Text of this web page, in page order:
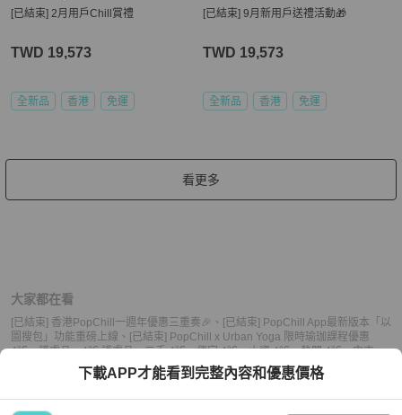
[已結束] 2月用戶Chill賞禮
TWD 19,573
全新品 香港 免運
[已結束] 9月新用戶送禮活動🎁
TWD 19,573
全新品 香港 免運
看更多
大家都在看
[已結束] 香港PopChill一週年優惠三重奏🎉 、 [已結束] PopChill App最新版本「以
圖搜包」功能重磅上線 、 [已結束] PopChill x Urban Yoga 限時瑜珈課程優惠
4℃、護膚品、4℃ 護膚品、二手 4℃、便宜 4℃、小資 4℃、熱門 4℃、中古
推薦 4℃、二手 護膚品、便宜 護膚品、 小資 護膚品、熱門 護膚品
推薦 護膚品
下載APP才能看到完整內容和優惠價格